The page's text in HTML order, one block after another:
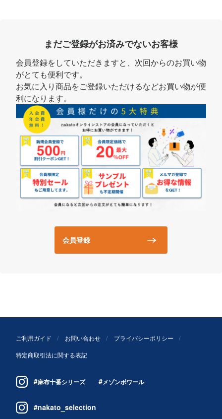
まだご登録がお済みでないお客様
会員登録をしていただきますと、次回からのお買い物
がとても便利です。
お気に入り商品をご登録いただけるなどお買い物が便
利になります。
会員登録
ご利用ガイド お問い合わせ
プライバシーポリシー
特定商取引法に関する表記
#麻布十番シリーズ #メゾンボワール
#nakato_selection